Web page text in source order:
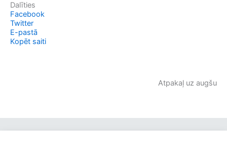
Dalīties
Facebook
Twitter
E-pastā
Kopēt saiti
Atpakaļ uz augšu